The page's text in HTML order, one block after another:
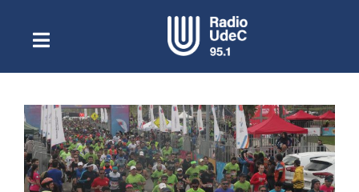
contenidoToggle
NavigationEscuchar Radio UdeC en vivo
Quiénes Somos
Programación
Podcast